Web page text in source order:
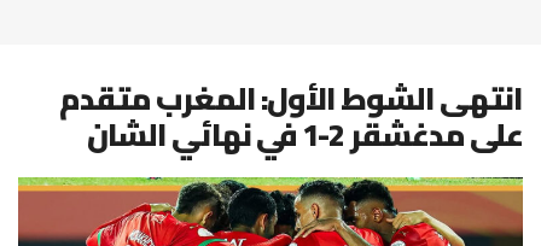
انتهى الشوط الأول: المغرب متقدم
على مدغشقر 2-1 في نهائي الشان